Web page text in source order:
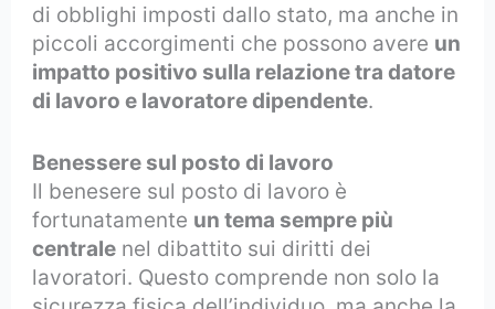
di obblighi imposti dallo stato, ma anche in
piccoli accorgimenti che possono avere un
impatto positivo sulla relazione tra datore
di lavoro e lavoratore dipendente.
Benessere sul posto di lavoro
Il benesere sul posto di lavoro è
fortunatamente un tema sempre più
centrale nel dibattito sui diritti dei
lavoratori. Questo comprende non solo la